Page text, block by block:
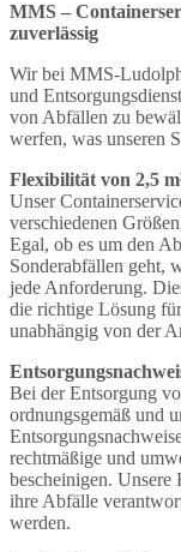
MMS –
zuverlässig
Wir bei MMS-
und
von Abfällen zu
werfen, was unseren
Flexibilität von 2,5
Unser
verschiedenen
Egal, ob es um den
Sonderabfällen geht,
jede Anforderung.
die richtige Lösung
unabhängig von der
Bei der Entsorgung
ordnungsgemäß und
rechtmäßige und
bescheinigen. Unsere
ihre Abfälle
werden.